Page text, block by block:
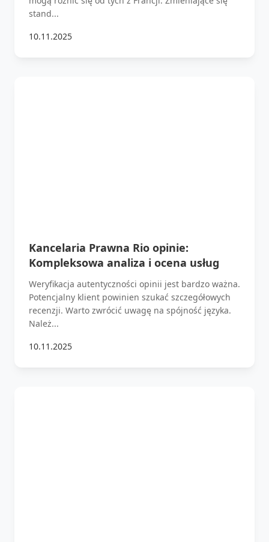
stand...
10.11.2025
Kancelaria Prawna Rio opinie:
Kompleksowa analiza i ocena usług
Weryfikacja autentyczności opinii jest bardzo ważna.
Potencjalny klient powinien szukać szczegółowych
recenzji. Warto zwrócić uwagę na spójność języka.
Należ...
10.11.2025